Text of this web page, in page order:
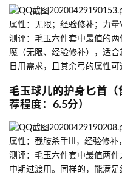
属性：无限；经验修补；力量
测评：毛玉六件套中最值的
魔（无限、经验修补），适
日用需求，且其余弓的属性
毛玉球儿的护身匕首
荐程度：6.5分）
属性：截肢杀手III，经验修补
测评：毛玉六件套中最值两
中期过渡用。同样的，能满